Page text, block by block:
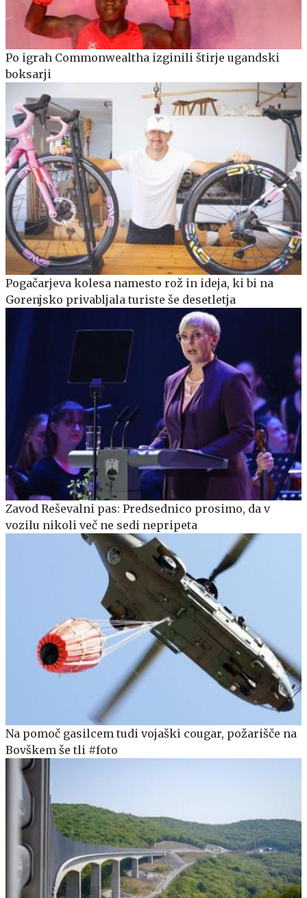
Po igrah Commonwealtha izginili štirje ugandski
boksarji
Pogačarjeva kolesa namesto rož in ideja, ki bi na
Gorenjsko privabljala turiste še desetletja
Zavod Reševalni pas: Predsednico prosimo, da v
vozilu nikoli več ne sedi nepripeta
Na pomoč gasilcem tudi vojaški cougar, požarišče na
Bovškem še tli #foto